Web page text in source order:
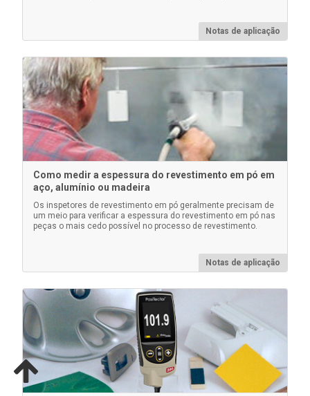
Pacote com 5 protetores de lentes plásticas finas
para proteger o display PosiTector contra respingos
de tinta. Um protetor de lente incluído em cada
compra PosiTector compra.
Saiba mais
Notas de aplicação
Como medir a espessura do revestimento em pó em
aço, alumínio ou madeira
Os inspetores de revestimento em pó geralmente precisam de
um meio para verificar a espessura do revestimento em pó nas
peças o mais cedo possível no processo de revestimento.
Notas de aplicação